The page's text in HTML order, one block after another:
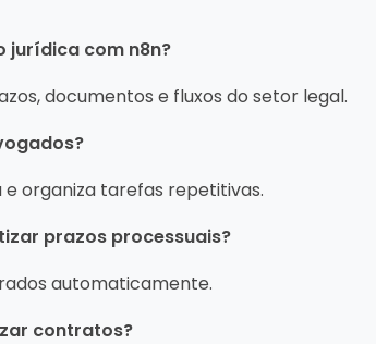
jurídica com n8n?
documentos e fluxos do setor legal.
e organiza tarefas repetitivas.
prazos processuais?
automaticamente.
contratos?